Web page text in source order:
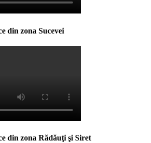
din zona Sucevei
din zona Rădăuţi şi Siret